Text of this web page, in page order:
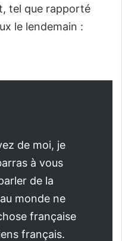
tel que rapporté
le lendemain :
de moi, je
à vous
de la
monde ne
française
français.